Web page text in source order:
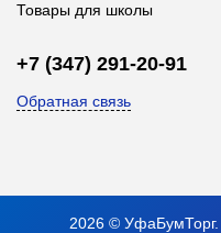
Товары для школы
+7 (347) 291-20-91
Обратная связь
2026 © УфаБумТорг.